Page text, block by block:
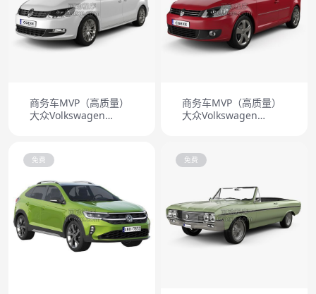
商务车MVP（高质量）
大众Volkswagen
商务车MVP（高质量）
大众Volkswagen
免费 免费